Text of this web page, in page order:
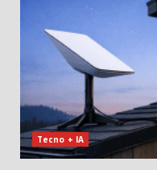
Tecno + IA